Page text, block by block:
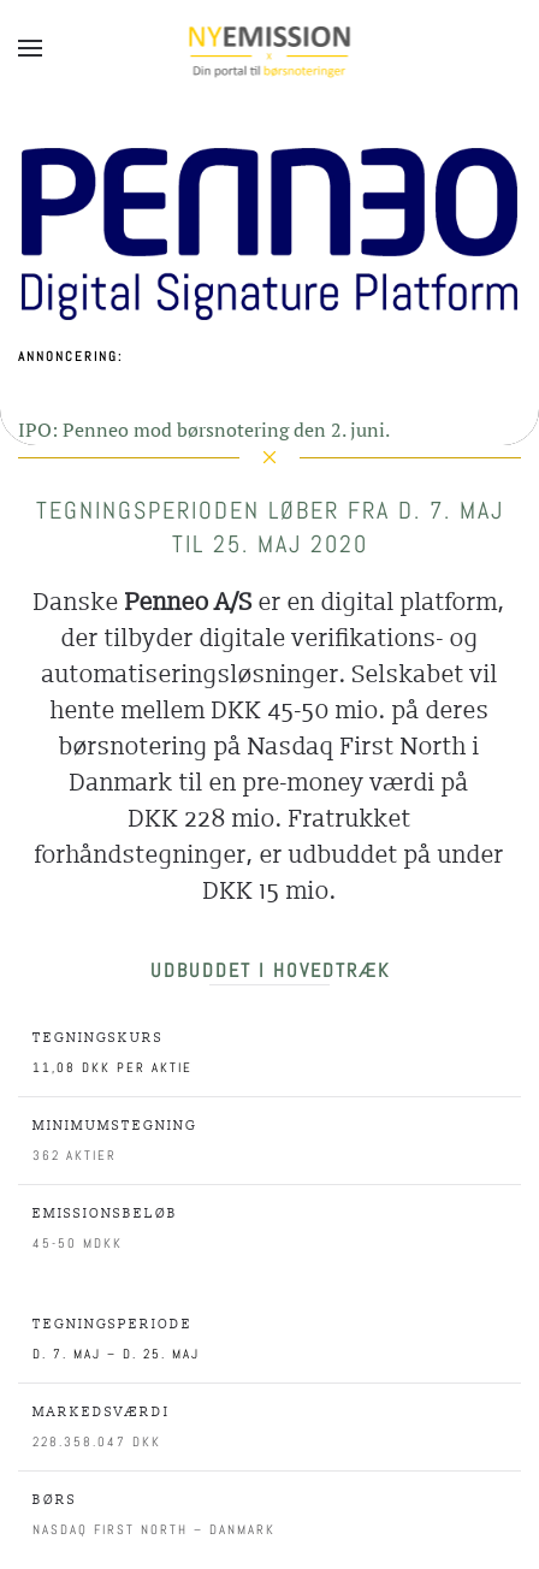
Gå til hovedindhold
ANNONCERING:
IPO: Penneo mod børsnotering den 2. juni.
TEGNINGSPERIODEN LØBER FRA D. 7. MAJ
TIL 25. MAJ 2020
Danske Penneo A/S er en digital platform,
der tilbyder digitale verifikations- og
automatiseringsløsninger. Selskabet vil
hente mellem DKK 45-50 mio. på deres
børsnotering på Nasdaq First North i
Danmark til en pre-money værdi på
DKK 228 mio. Fratrukket
forhåndstegninger, er udbuddet på under
DKK 15 mio.
UDBUDDET I HOVEDTRÆK
TEGNINGSKURS
11,08 DKK PER AKTIE
MINIMUMSTEGNING
362 AKTIER
EMISSIONSBELØB
45-50 MDKK
TEGNINGSPERIODE
D. 7. MAJ – D. 25. MAJ
MARKEDSVÆRDI
228.358.047 DKK
BØRS
NASDAQ FIRST NORTH – DANMARK